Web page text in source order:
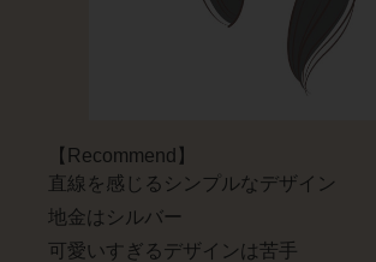
【Recommend】
直線を感じるシンプルなデザイン
地金はシルバー
可愛いすぎるデザインは苦手